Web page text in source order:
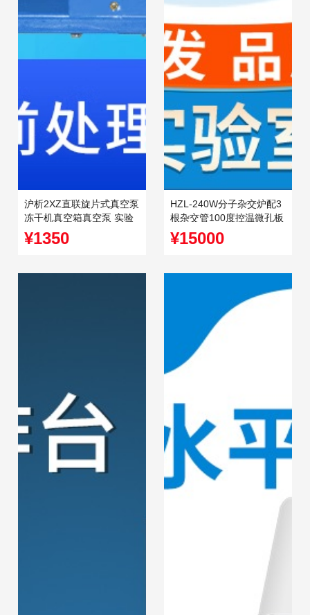
沪析2XZ直联旋片式真空泵
冻干机真空箱真空泵 实验
室真空泵
¥1350
HZL-240W分子杂交炉配3
根杂交管100度控温微孔板
振荡功能
¥15000